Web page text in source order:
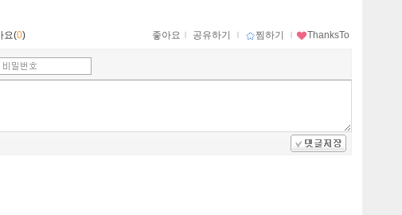
요(0) 좋아요 ｌ 공유하기 ｌ 찜하기 ｌ ThanksTo